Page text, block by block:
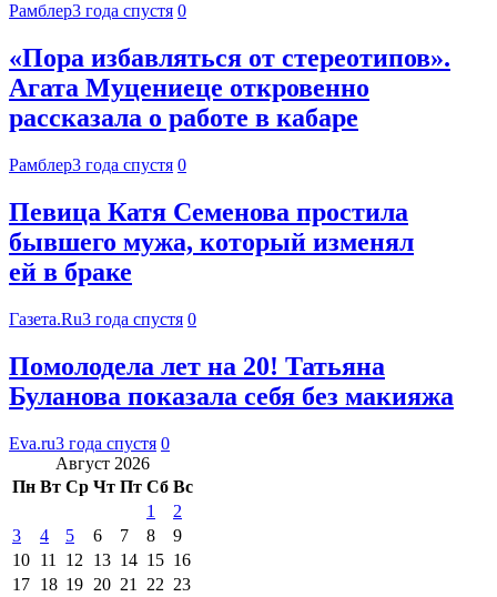
Рамблер3 года спустя 0
«Пора избавляться от стереотипов».
Агата Муцениеце откровенно
рассказала о работе в кабаре
Рамблер3 года спустя 0
Певица Катя Семенова простила
бывшего мужа, который изменял
ей в браке
Газета.Ru3 года спустя 0
Помолодела лет на 20! Татьяна
Буланова показала себя без макияжа
Eva.ru3 года спустя 0
Август 2026
Пн Вт Ср Чт Пт Сб Вс
1
2
3
4 5 6 7 8
9
10 11 12 13 14 15 16
17 18 19 20 21 22 23